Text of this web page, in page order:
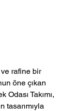
rafine bir
öne çıkan
Takımı,
tasarımıyla